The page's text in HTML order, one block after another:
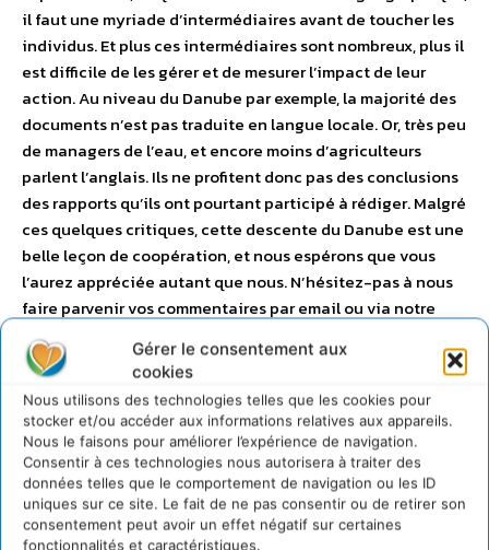
Gérer le consentement aux
cookies
Nous utilisons des technologies telles que les cookies pour
stocker et/ou accéder aux informations relatives aux appareils.
Nous le faisons pour améliorer l’expérience de navigation.
Consentir à ces technologies nous autorisera à traiter des
données telles que le comportement de navigation ou les ID
uniques sur ce site. Le fait de ne pas consentir ou de retirer son
consentement peut avoir un effet négatif sur certaines
fonctionnalités et caractéristiques.
il faut une myriade d’intermédiaires avant de toucher les
individus. Et plus ces intermédiaires sont nombreux, plus il
est difficile de les gérer et de mesurer l’impact de leur
action. Au niveau du Danube par exemple, la majorité des
documents n’est pas traduite en langue locale. Or, très peu
de managers de l’eau, et encore moins d’agriculteurs
parlent l’anglais. Ils ne profitent donc pas des conclusions
des rapports qu’ils ont pourtant participé à rédiger. Malgré
ces quelques critiques, cette descente du Danube est une
belle leçon de coopération, et nous espérons que vous
l’aurez appréciée autant que nous. N’hésitez-pas à nous
faire parvenir vos commentaires par email ou via notre
site internet. Notre prochaine étape,
l’Euphrate
, sera moins facile, car nous commençons à
ressentir la barrière de la langue, et les enjeux de l’eau au
Moyen-Orient sont autrement plus pimentés et
conflictuels. Lors de notre prochaine newsletter (mi-
février), nous verrons comment la Syrie, pourtant en aval, a
réussi à négocier un accord bilatéral avec sa voisine
turque. Nous nous rendrons dans la région du GAP (Grand
Projet Anatolien de développement de 22 barrages et 19